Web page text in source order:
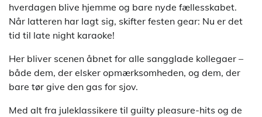
hverdagen blive hjemme og bare nyde fællesskabet.
Når latteren har lagt sig, skifter festen gear: Nu er det
tid til late night karaoke!
Her bliver scenen åbnet for alle sangglade kollegaer –
både dem, der elsker opmærksomheden, og dem, der
bare tør give den gas for sjov.
Med alt fra juleklassikere til guilty pleasure-hits og de